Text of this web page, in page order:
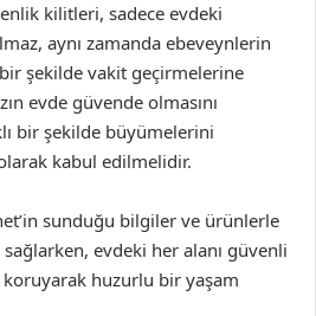
kilitleri, sadece evdeki
aynı zamanda ebeveynlerin
şekilde vakit geçirmelerine
evde güvende olmasını
bir şekilde büyümelerini
kabul edilmelidir.
sunduğu bilgiler ve ürünlerle
evdeki her alanı güvenli
huzurlu bir yaşam